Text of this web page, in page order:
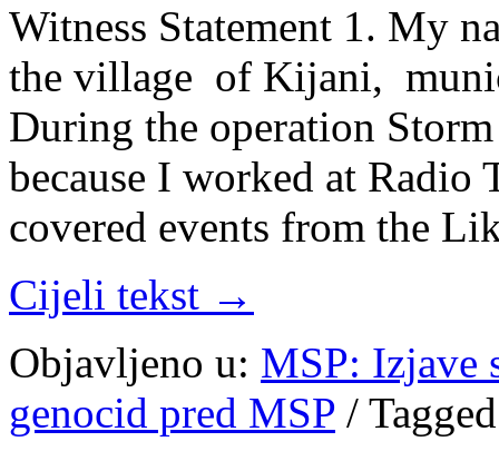
Witness Statement 1. My
the village of Kijani,
During the operation
because I worked at
covered events from the
Cijeli tekst →
Objavljeno u: MSP: Izjave
genocid pred MSP /